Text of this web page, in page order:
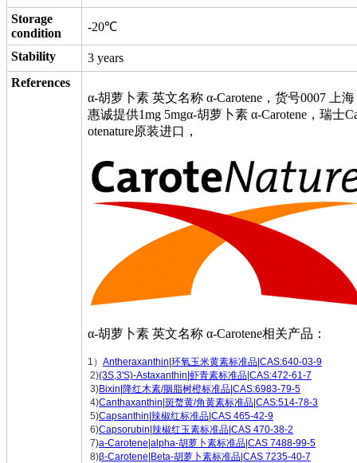
Storage
condition
-20℃
Stability
3 years
References
α‐胡萝卜素 英文名称 α‐Carotene，货号0007 上海
惠诚提供1mg 5mgα‐胡萝卜素 α‐Carotene，瑞士
otenature原装进口，
α‐胡萝卜素 英文名称 α‐Carotene相关产品：
1） Antheraxanthin|环氧玉米黄素标准品|CAS:640-03-9
2)(3S,3'S)-Astaxanthin|虾青素标准品|CAS:472-61-7
3)Bixin|降红木素/胭脂树橙标准品|CAS:6983-79-5
4)Canthaxanthin|斑蝥黄/角黄素标准品|CAS:514-78-3
5)Capsanthin|辣椒红标准品|CAS 465-42-9
6)Capsorubin|辣椒红玉素标准品|CAS 470-38-2
7)a-Carotene|alpha-胡萝卜素标准品|CAS 7488-99-5
8)β-Carotene|Beta-胡萝卜素标准品|CAS 7235-40-7